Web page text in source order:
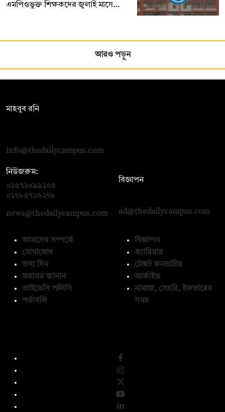
এমপিওভুক্ত শিক্ষকদের জুলাই মাসে…
আরও পড়ুন
মাহবুব রনি
info@thedailycampus.com
নিউজরুম:
০১৫৭২০৯৯১০৫
০১৭৮৫৭১৬২৭৮
news@thedailycampus.com
বিজ্ঞাপন
ad@thedailycampus.com
আমাদের সম্পর্কে
যোগাযোগ
তথ্য দিন
মতামত জানান
প্রাইভেসি পলিসি
শর্তাবলি
বিজ্ঞাপন
ক্যারিয়ার
টেক্সট কনভার্টার
আর্কাইভ
নামাজ, সেহরি, ইফতারের
সময়